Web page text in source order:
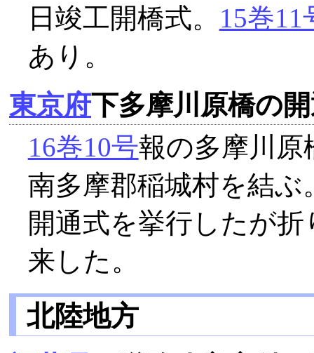
日竣工開橋式。 15巻11
あり。
東京府下多摩川原橋の
16巻10号報の多摩川原
南多摩郡稲城村を結ぶ
開通式を挙行したが
来した。
北陸地方